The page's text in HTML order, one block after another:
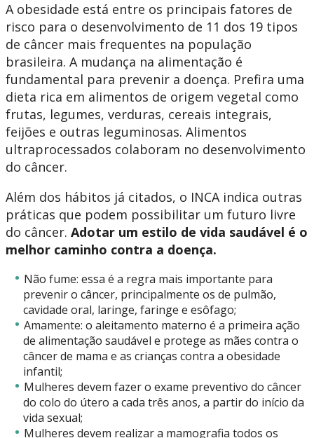
A obesidade está entre os principais fatores de
risco para o desenvolvimento de 11 dos 19 tipos
de câncer mais frequentes na população
brasileira. A mudança na alimentação é
fundamental para prevenir a doença. Prefira uma
dieta rica em alimentos de origem vegetal como
frutas, legumes, verduras, cereais integrais,
feijões e outras leguminosas. Alimentos
ultraprocessados colaboram no desenvolvimento
do câncer.
Além dos hábitos já citados, o INCA indica outras
práticas que podem possibilitar um futuro livre
do câncer. Adotar um estilo de vida saudável é o
melhor caminho contra a doença.
Não fume: essa é a regra mais importante para
prevenir o câncer, principalmente os de pulmão,
cavidade oral, laringe, faringe e esôfago;
Amamente: o aleitamento materno é a primeira ação
de alimentação saudável e protege as mães contra o
câncer de mama e as crianças contra a obesidade
infantil;
Mulheres devem fazer o exame preventivo do câncer
do colo do útero a cada três anos, a partir do início da
vida sexual;
Mulheres devem realizar a mamografia todos os